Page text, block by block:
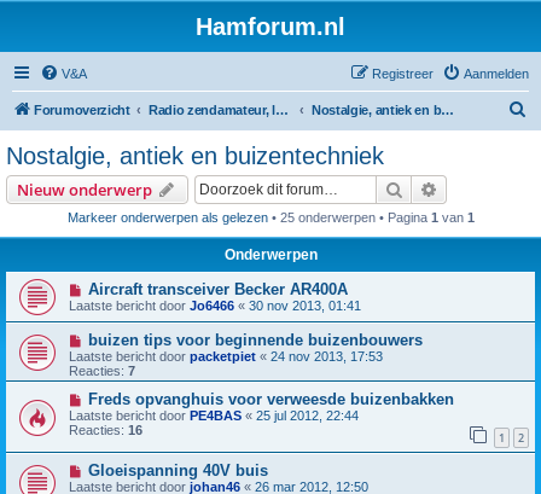
Hamforum.nl
V&A Aanmelden
Registreer
Forumoverzicht Radio zendamateur, luisteramateur en elektronica zelfbouw Nostalgie, antiek en buizentechniek
Nostalgie, antiek en buizentechniek
Nieuw onderwerp Zoek
Markeer onderwerpen als gelezen• 25 onderwerpen • Pagina 1 van 1
Onderwerpen
Aircraft transceiver Becker AR400A
Laatste bericht door Jo6466 « 30 nov 2013, 01:41
buizen tips voor beginnende buizenbouwers
Laatste bericht door packetpiet « 24 nov 2013, 17:53
Reacties: 7
Freds opvanghuis voor verweesde buizenbakken
Laatste bericht door PE4BAS « 25 jul 2012, 22:44
Reacties: 16 1 2
Gloeispanning 40V buis
Laatste bericht door johan46 « 26 mar 2012, 12:50